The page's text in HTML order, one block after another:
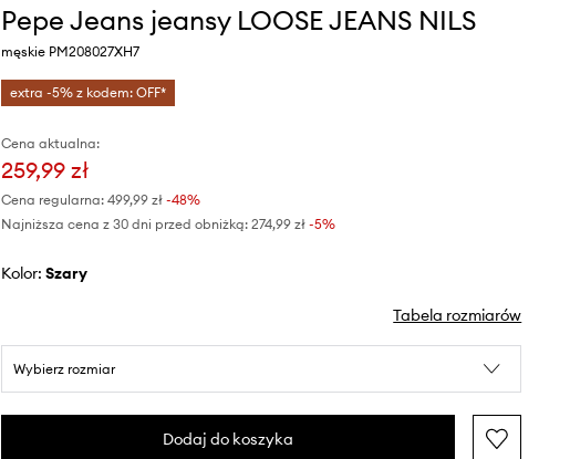
Pepe Jeans jeansy LOOSE JEANS NILS
męskie PM208027XH7
extra -5% z kodem: OFF*
Cena aktualna:
259,99 zł
Cena regularna: 499,99 zł-48%
Najniższa cena z 30 dni przed obniżką: 274,99 zł -5%
Kolor: szary
Tabela rozmiarów
Wybierz rozmiar
Dodaj do koszyka